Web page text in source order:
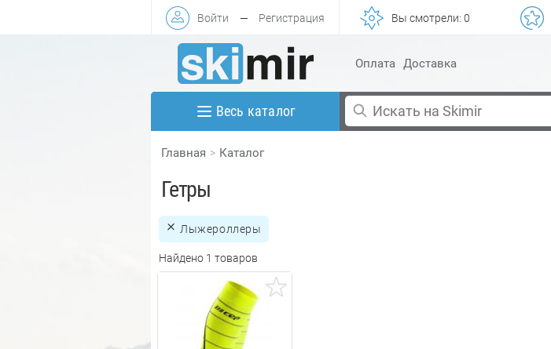
Войти — Регистрация Вы смотрели: 0
Оплата Доставка
Весь каталог
Главная Каталог
Гетры
Лыжероллеры
Найдено 1 товаров